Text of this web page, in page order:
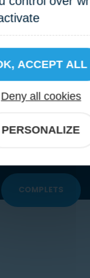
09
août
COMPLETS
ACCEPT ALL
Deny all cookies
PERSONALIZE